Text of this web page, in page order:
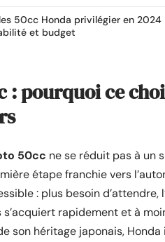
50cc Honda privilégier en 2024
et budget
: pourquoi ce
50cc ne se réduit pas à un
étape franchie vers
: plus besoin
s’acquiert rapidement et à
son héritage japonais,